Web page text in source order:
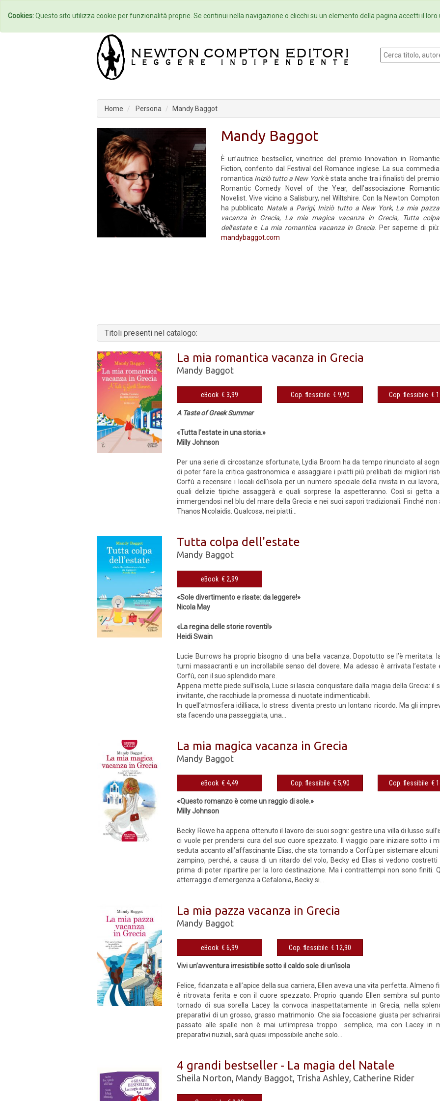
Home Autori Eventi Collane Newsletter
Home Persona Mandy Baggot
Mandy Baggot
È un’autrice bestseller, vincitrice del premio Innovation in Romantic
Fiction, conferito dal Festival del Romance inglese. La sua commedia
romantica Iniziò tutto a New Yorkè stata anche tra i finalisti del premio
Romantic Comedy Novel of the Year, dell’associazione Romantic
Novelist. Vive vicino a Salisbury, nel Wiltshire. Con la Newton Compton
ha pubblicato Natale a Parigi, Iniziò tutto a New York, La mia pazza
vacanza in Grecia, La mia magica vacanza in Grecia,
Tutta colpa
dell'estatee La mia romantica vacanza in Grecia . Per saperne di più:
mandybaggot.com
Titoli presenti nel catalogo:
La mia romantica vacanza in Grecia
Mandy Baggot
eBook € 3,99 Cop. flessibile € 9,90 Cop.
A Taste of Greek Summer
«Tutta l’estate in una storia.»
Milly Johnson
Per una serie di circostanze sfortunate, Lydia Broom ha da tempo rinunciato al
di poter fare la critica gastronomica e assaggiare i piatti più prelibati dei migliori
Corfù a recensire i locali dell’isola per un numero speciale della rivista in cui
quali delizie tipiche assaggerà e quali sorprese la aspetteranno. Così si getta
immergendosi nel blu del mare della Grecia e nei suoi sapori tradizionali. Finché
Thanos Nicolaidis. Qualcosa, nei piatti...
Tutta colpa dell'estate
Mandy Baggot
eBook € 2,99
«Sole divertimento e risate: da leggere!»
Nicola May
«La regina delle storie roventi!»
Heidi Swain
Lucie Burrows ha proprio bisogno di una bella vacanza. Dopotutto se l’è meritata:
turni massacranti e un incrollabile senso del dovere. Ma adesso è arrivata
Corfù, con il suo splendido mare.
Appena mette piede sull’isola, Lucie si lascia conquistare dalla magia della Grecia: il
invitante, che racchiude la promessa di nuotate indimenticabili.
In quell’atmosfera idilliaca, lo stress diventa presto un lontano ricordo. Ma gli
sta facendo una passeggiata, una...
La mia magica vacanza in Grecia
Mandy Baggot
eBook € 4,49 Cop. flessibile € 5,90 Cop.
«Questo romanzo è come un raggio di sole.»
Milly Johnson
Becky Rowe ha appena ottenuto il lavoro dei suoi sogni: gestire una villa di lusso
ci vuole per prendersi cura del suo cuore spezzato. Il viaggio pare iniziare sotto i
seduta accanto all’affascinante Elias, che sta tornando a Corfù per sistemare
zampino, perché, a causa di un ritardo del volo, Becky ed Elias si vedono
prima di poter ripartire per la loro destinazione. Ma i contrattempi non sono finiti.
atterraggio d’emergenza a Cefalonia, Becky si...
La mia pazza vacanza in Grecia
Mandy Baggot
eBook € 6,99 Cop. flessibile € 12,90
Vivi un’avventura irresistibile sotto il caldo sole di un’isola
Felice, fidanzata e all’apice della sua carriera, Ellen aveva una vita perfetta.
è ritrovata ferita e con il cuore spezzato. Proprio quando Ellen sembra sul
tornado di sua sorella Lacey la convoca inaspettatamente in Grecia, nella
preparativi di un grosso, grasso matrimonio. Che sia l’occasione giusta per
passato alle spalle non è mai un’impresa troppo semplice, ma con Lacey in
preparativi nuziali, sarà quasi impossibile anche solo...
4 grandi bestseller - La magia del Natale
Sheila Norton, Mandy Baggot, Trisha Ashley, Catherine Rider
Cookies:Questo sito utilizza cookie per funzionalità proprie. Se continui nella navigazione o clicchi su un elemento della pagina accetti il loro